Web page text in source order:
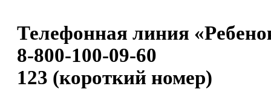
Телефонная линия
8-800-100-09-60
123 (короткий номер)